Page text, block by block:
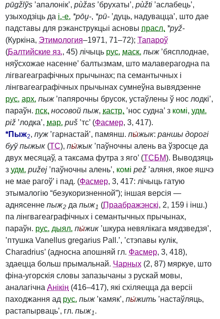
pūgžlỹs ’апалонік’, pùžas ’брухаты’, pùžti ’аслабець’,
узыходзіць да і.-е. *pōu̯‑, *pū‑ ’дуць, надувацца’, што дае
падставы для рэканструкцыі асновы прасл. *pyž‑
(Куркіна, Этимология–1971, 71–72); Тапароў
(Балтийские яз., 45) лічыць рус. маск. пыж’бясплоднае,
няўсхожае насенне’ балтызмам, што малаверагодна па
лігвагеаграфічных прычынах; па семантычных і
лінгвагеаграфічных прычынах сумнеўна вывядзенне
рус. арх. пыж’папярочны брусок, устаўлены ў нос лодкі’,
параўн. пск. носовой пыж, кастр. ’нос судна’ з комі, удм.
piž ’лодка’, мар. puš ’тс’ (Фасмер, 3, 417).
*Пыж2, пуж’гарнастай’, памянш. пы́жык: раншы дорогі
буў пыжык (ТС), пы́жык ’паўночны алень ва ўзросце да
двух месяцаў, а таксама футра з яго’ (ТСБМ). Выводзяць
з удм. pužej ’паўночны алень’, комі pež ’аляня, якое яшчэ
не мае рагоў’ і пад. (Фасмер, 3, 417: лічыць гатую
этымалогію “безукоризненной”); іншая версія —
аднясенне пыж2 да пыж1 (Праабражэнскі, 2, 159 і інш.)
па лінгвагеаграфічных і семантычных прычынах,
параўн. рус. дыял. пы́жик ’шкура невялікага мядзведзя’,
’птушка Vanellus gregarius Pall.’, ’стэпавы кулік,
Charadrius’ (адносна апошняй гл. Фасмер, 3, 418),
здаецца больш прымальнай. Чарных (2, 87) мяркуе, што
фіна-угорскія словы запазычаны з рускай мовы,
аналагічна Анікін (416–417), які схіляецца да версіі
паходжання ад рус. пыж’камяк’, пы́жить ’настаўляць,
растапырваць’, гл. пыж1.